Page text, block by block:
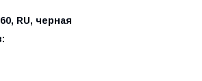
RU, черная